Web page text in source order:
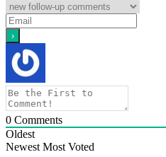
0 Comments
Oldest
Newest Most Voted